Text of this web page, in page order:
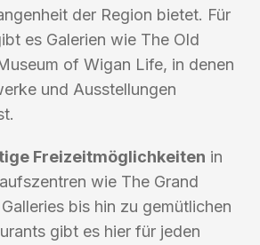
der Region bietet. Für
es Galerien wie The Old
of Wigan Life, in denen
und Ausstellungen
Freizeitmöglichkeiten in
wie The Grand
bis hin zu gemütlichen
gibt es hier für jeden